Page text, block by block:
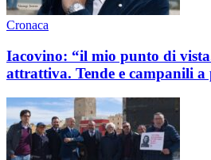
Cronaca
Iacovino: “il mio punto di
attrattiva. Tende e campanili a